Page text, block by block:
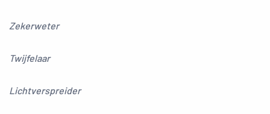
Zekerweter
Twijfelaar
Lichtverspreider